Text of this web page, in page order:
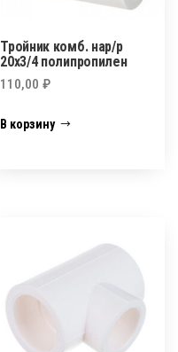
Тройник комб. нар/р
20х3/4 полипропилен
110,00₽
В корзину